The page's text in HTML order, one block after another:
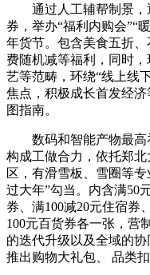
通过人工辅帮制景，
券，举办“福利内购会”“
年货节。包含美食五折
费随机减等福利，同时
艺等范畴，环绕“线上线
焦点，积极成长首发经
图指南。
数码和智能产物最高补
构成工做合力，依托郑
区，有滑雪板、雪圈等
过大年”勾当。内含满50
券、满100减20元住宿券
100元百货券各一张，营
的迭代升级以及全域的协
推出购物大礼包、 品类扣